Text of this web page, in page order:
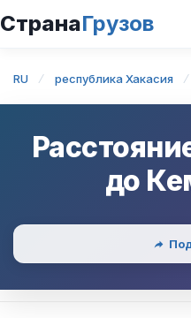
СтранаГрузов
RU республика Хакасия
до